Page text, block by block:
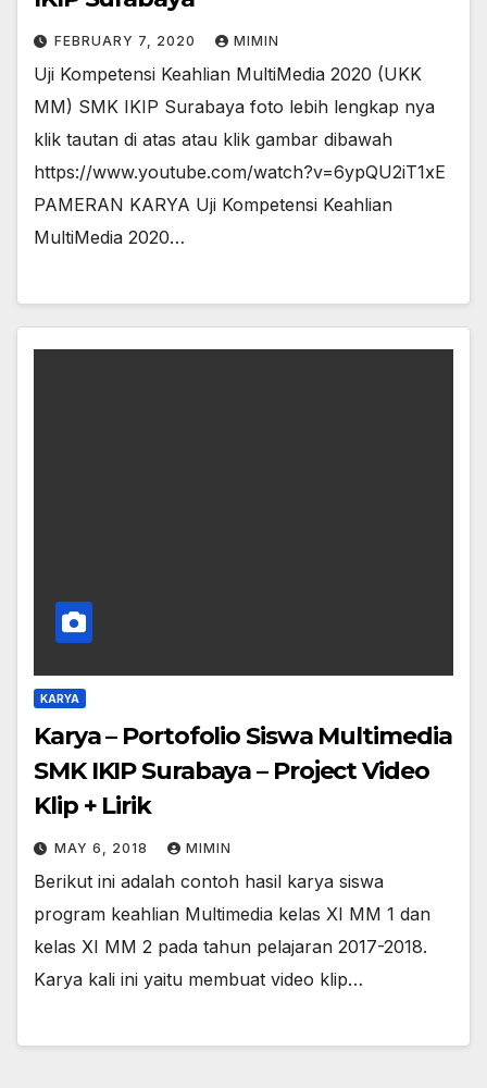
FEBRUARY 7, 2020 MIMIN
Uji Kompetensi Keahlian MultiMedia 2020 (UKK
MM) SMK IKIP Surabaya foto lebih lengkap nya
klik tautan di atas atau klik gambar dibawah
https://www.youtube.com/watch?v=6ypQU2iT1xE
PAMERAN KARYA Uji Kompetensi Keahlian
MultiMedia 2020…
KARYA
Karya – Portofolio Siswa Multimedia
SMK IKIP Surabaya – Project Video
Klip + Lirik
MAY 6, 2018 MIMIN
Berikut ini adalah contoh hasil karya siswa
program keahlian Multimedia kelas XI MM 1 dan
kelas XI MM 2 pada tahun pelajaran 2017-2018.
Karya kali ini yaitu membuat video klip…